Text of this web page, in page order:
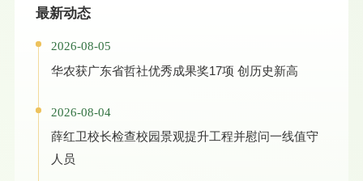
最新动态
2026-08-05
华农获广东省哲社优秀成果奖17项 创历史新高
2026-08-04
薛红卫校长检查校园景观提升工程并慰问一线值守
人员